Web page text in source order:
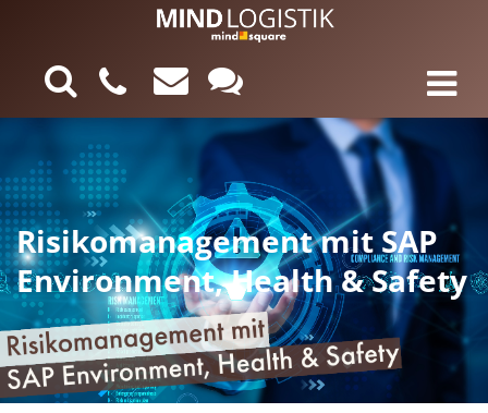
Risikomanagement mit SAP
Environment, Health & Safety